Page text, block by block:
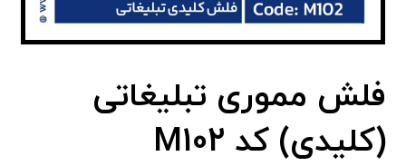
فلش مموری تبلیغاتی
(کلیدی) کد M102